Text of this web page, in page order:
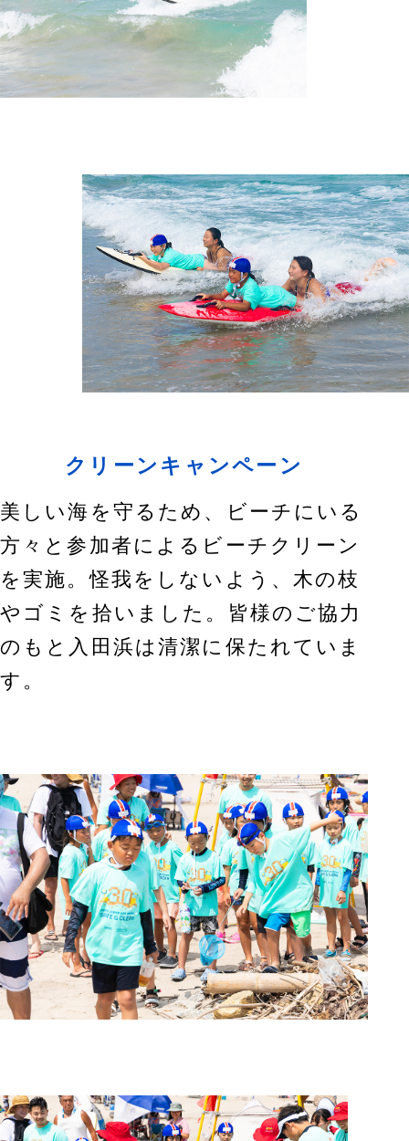
クリーンキャンペーン
美しい海を守るため、ビーチにいる
方々と参加者によるビーチクリーン
を実施。怪我をしないよう、木の枝
ゴミを拾いました。皆様のご協力
のもと入田浜は清潔に保たれていま
す。